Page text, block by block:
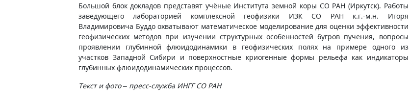
Большой блок докладов представят учёные Института земной коры СО РАН (Иркутск). Работы
заведующего лабораторией комплексной геофизики ИЗК СО РАН к.г.-м.н. Игоря
Владимировича Буддо охватывают математическое моделирование для оценки эффективности
геофизических методов при изучении структурных особенностей бугров пучения, вопросы
проявлении глубинной флюидодинамики в геофизических полях на примере одного из
участков Западной Сибири и поверхностные криогенные формы рельефа как индикаторы
глубинных флюидодинамических процессов.
Текст и фото – пресс-служба ИНГГ СО РАН